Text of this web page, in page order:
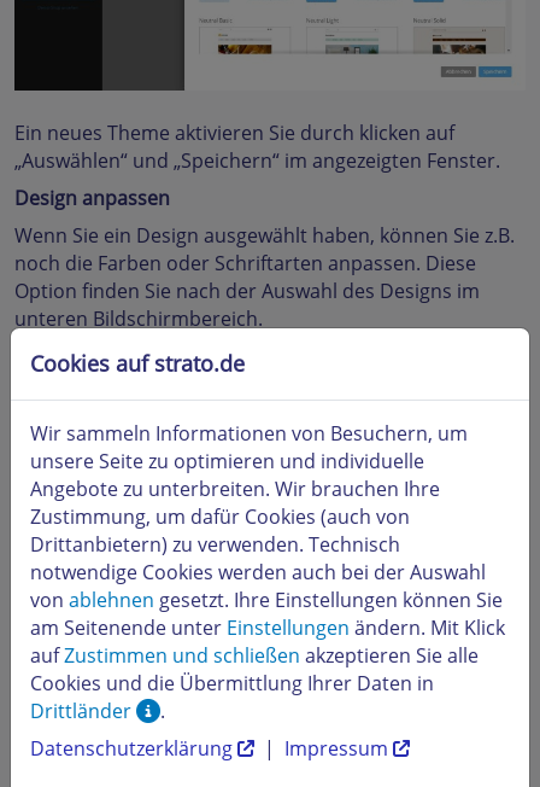
Ein neues Theme aktivieren Sie durch klicken auf
„Auswählen“ und „Speichern“ im angezeigten Fenster.
Design anpassen
Wenn Sie ein Design ausgewählt haben, können Sie z.B.
noch die Farben oder Schriftarten anpassen. Diese
Option finden Sie nach der Auswahl des Designs im
unteren Bildschirmbereich.
Inhaltselemente
Es stehen Ihnen unterschiedliche „Inhaltselemente“ zur
Verfügung, die Sie einfach per Drag & Drop in Ihr Theme
platzieren können. Der hierfür vorgesehene Bereich ist
durch einen blauen Hintergrund gekennzeichnet.
Cookies auf strato.de
Wir sammeln Informationen von Besuchern, um
unsere Seite zu optimieren und individuelle
Angebote zu unterbreiten. Wir brauchen Ihre
Zustimmung, um dafür Cookies (auch von
Drittanbietern) zu verwenden. Technisch
notwendige Cookies werden auch bei der Auswahl
von ablehnen gesetzt. Ihre Einstellungen können Sie
am Seitenende unter Einstellungen ändern. Mit Klick
aufZustimmen und schließen akzeptieren Sie alle
Cookies und die Übermittlung Ihrer Daten in
Drittländer
.
Datenschutzerklärung
| Impressum